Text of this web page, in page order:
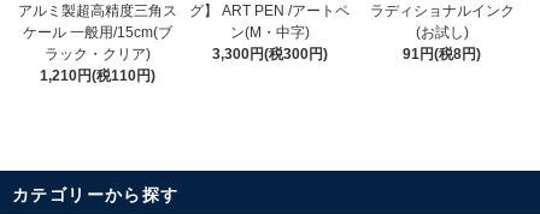
アルミ製超高精度三角ス
ケール 一般用/15cm(ブ
ラック・クリア)
1,210円(税110円)
グ】 ART PEN /アートペ
ン(M・中字)
3,300円(税300円)
ラディショナルインク
(お試し)
91円(税8円)
カテゴリーから探す